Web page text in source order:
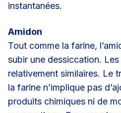
instantanées.
Amidon
Tout comme la farine,
subir une dessiccation.
relativement similaires. Le
la farine n’implique pas
produits chimiques ni de